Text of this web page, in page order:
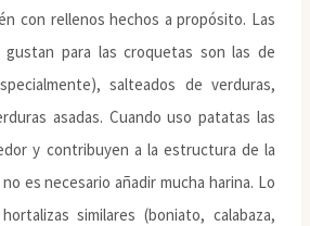
con rellenos hechos a propósito. Las
gustan para las croquetas son las de
salteados de verduras,
asadas. Cuando uso patatas las
y contribuyen a la estructura de la
es necesario añadir mucha harina. Lo
similares (boniato, calabaza,